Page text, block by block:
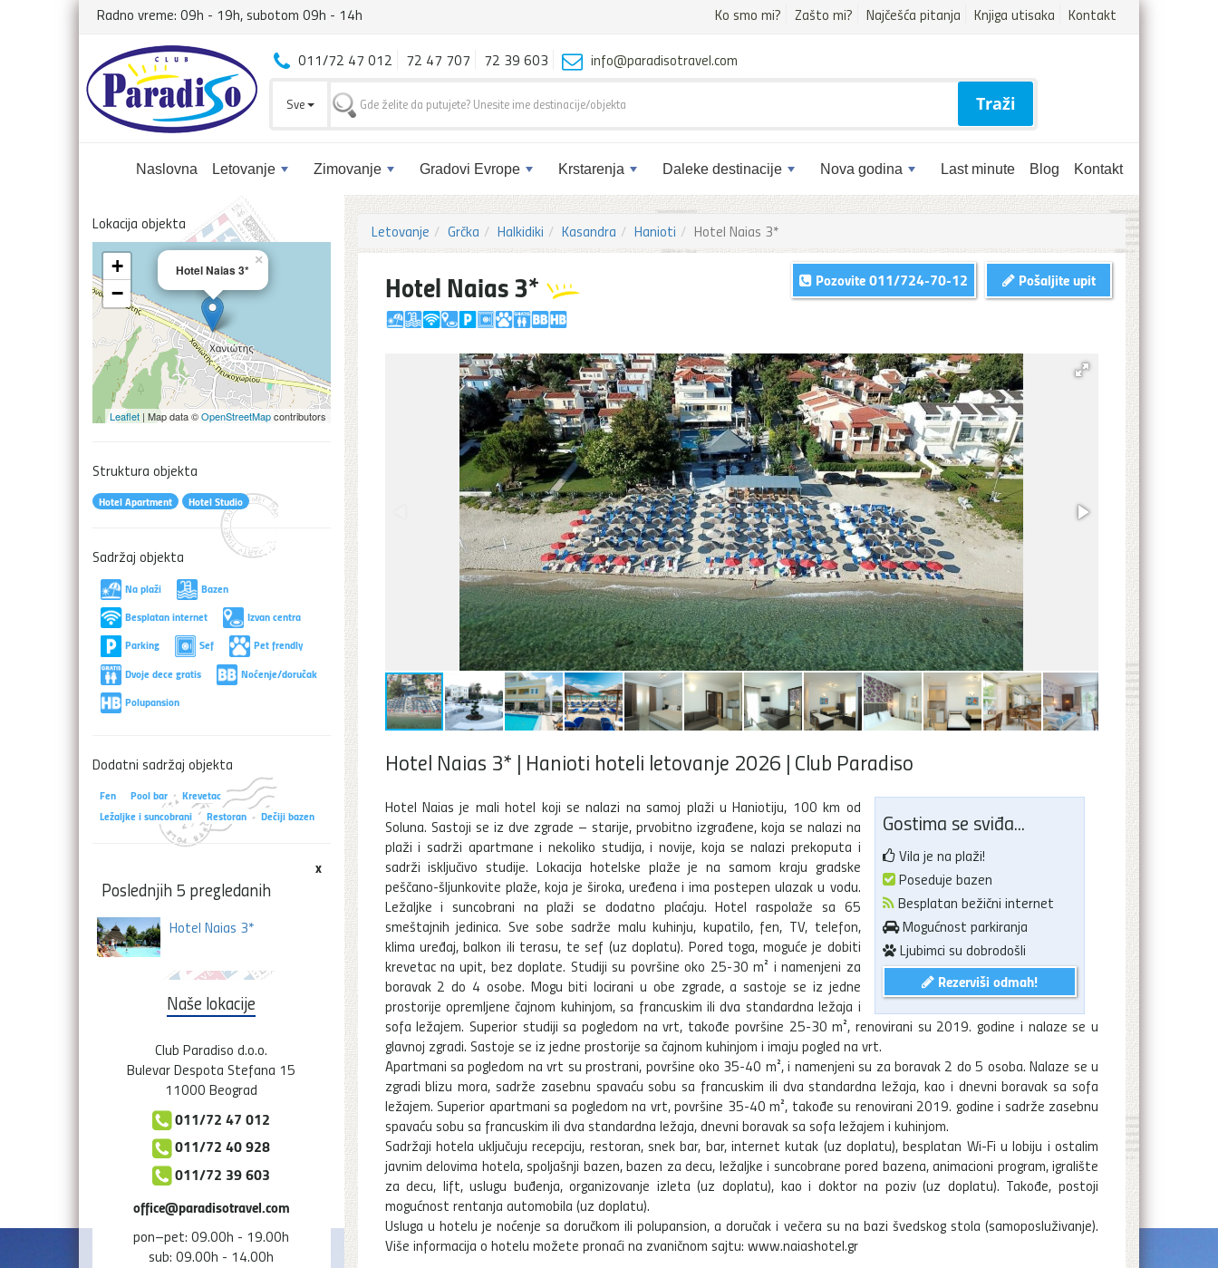
Radno vreme: 09h - 19h, subotom 09h - 14h Ko smo mi? Zašto mi? Najčešća pitanja Knjiga utisaka Kontakt
Naslovna Letovanje Zimovanje Gradovi Evrope Krstarenja Daleke destinacije Nova godina Last minute Blog Kontakt
011/72 47 012 72 47 707 72 39 603 info@paradisotravel.com
Sve Traži
Letovanje Grčka Halkidiki Kasandra Hanioti Hotel Naias 3*
Hotel Naias 3* Pošaljite upit
Pozovite011/724-70-12
Hotel Naias 3* | Hanioti hoteli letovanje 2026 | Club Paradiso
Gostima se sviđa...
Vila je na plaži!
Poseduje bazen
Besplatan bežični internet
Mogućnost parkiranja
Ljubimci su dobrodošli
Rezerviši odmah!
Hotel Naias je mali hotel koji se nalazi na samoj plaži u Haniotiju, 100 km od
Soluna. Sastoji se iz dve zgrade – starije, prvobitno izgrađene, koja se nalazi na
plaži i sadrži apartmane i nekoliko studija, i novije, koja se nalazi prekoputa i
sadrži isključivo studije. Lokacija hotelske plaže je na samom kraju gradske
peščano-šljunkovite plaže, koja je široka, uređena i ima postepen ulazak u vodu.
Ležaljke i suncobrani na plaži se dodatno plaćaju. Hotel raspolaže sa 65
smeštajnih jedinica. Sve sobe sadrže malu kuhinju, kupatilo, fen, TV, telefon,
klima uređaj, balkon ili terasu, te sef (uz doplatu). Pored toga, moguće je dobiti
krevetac na upit, bez doplate. Studiji su površine oko 25-30 m² i namenjeni za
boravak 2 do 4 osobe. Mogu biti locirani u obe zgrade, a sastoje se iz jedne
prostorije opremljene čajnom kuhinjom, sa francuskim ili dva standardna ležaja i
sofa ležajem. Superior studiji sa pogledom na vrt, takođe površine 25-30 m², renovirani su 2019. godine i nalaze se u
glavnoj zgradi. Sastoje se iz jedne prostorije sa čajnom kuhinjom i imaju pogled na vrt.
Apartmani sa pogledom na vrt su prostrani, površine oko 35-40 m², i namenjeni su za boravak 2 do 5 osoba. Nalaze se u
zgradi blizu mora, sadrže zasebnu spavaću sobu sa francuskim ili dva standardna ležaja, kao i dnevni boravak sa sofa
ležajem. Superior apartmani sa pogledom na vrt, površine 35-40 m², takođe su renovirani 2019. godine i sadrže zasebnu
spavaću sobu sa francuskim ili dva standardna ležaja, dnevni boravak sa sofa ležajem i kuhinjom.
Sadržaji hotela uključuju recepciju, restoran, snek bar, bar, internet kutak (uz doplatu), besplatan Wi-Fi u lobiju i ostalim
javnim delovima hotela, spoljašnji bazen, bazen za decu, ležaljke i suncobrane pored bazena, animacioni program, igralište
za decu, lift, uslugu buđenja, organizovanje izleta (uz doplatu), kao i doktor na poziv (uz doplatu). Takođe, postoji
mogućnost rentanja automobila (uz doplatu).
Usluga u hotelu je noćenje sa doručkom ili polupansion, a doručak i večera su na bazi švedskog stola (samoposluživanje).
Više informacija o hotelu možete pronaći na zvaničnom sajtu: www.naiashotel.gr
Lokacija objekta
Hotel Naias 3*
×
+
−
Leaflet| Map data ©OpenStreetMapcontributors
Struktura objekta
Hotel Apartment Hotel Studio
Sadržaj objekta
Na plaži
Bazen
Besplatan internet
Izvan centra
Parking
Sef
Pet frendly
Dvoje dece gratis
Noćenje/doručak
Polupansion
Dodatni sadržaj objekta
Fen Pool bar
Krevetac
Ležaljke i suncobrani
Restoran Dečiji bazen
x
Poslednjih 5 pregledanih
Hotel Naias 3*
Naše lokacije
Club Paradiso d.o.o.
Bulevar Despota Stefana 15
11000 Beograd
011/72 47 012
011/72 40 928
011/72 39 603
office@paradisotravel.com
pon–pet: 09.00h - 19.00h
sub: 09.00h - 14.00h